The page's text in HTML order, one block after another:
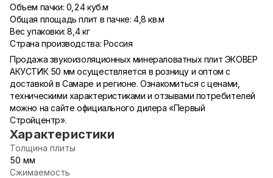
Объем пачки: 0,24 куб.м
Общая площадь плит в пачке: 4,8 кв.м
Вес упаковки: 8,4 кг
Страна производства: Россия
Продажа звукоизоляционных минераловатных плит ЭКОВЕР
АКУСТИК 50 мм осуществляется в розницу и оптом с
доставкой в Самаре и регионе. Ознакомиться с ценами,
техническими характеристиками и отзывами потребителей
можно на сайте официального дилера «Первый
Стройцентр».
Характеристики
Толщина плиты
50 мм
Сжимаемость